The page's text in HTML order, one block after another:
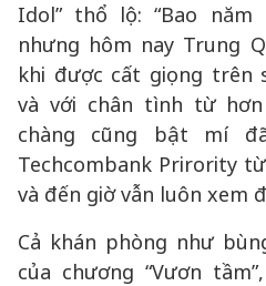
Idol” thổ lộ: “Bao
nhưng hôm nay Trung
khi được cất giọng trên
và với chân tình từ hơn
chàng cũng bật mí
Techcombank Prirority
và đến giờ vẫn luôn xem
Cả khán phòng như
của chương “Vươn